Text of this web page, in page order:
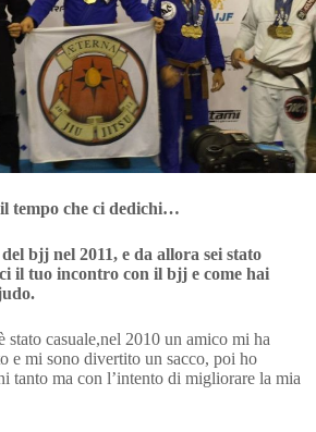
tempo che ci dedichi…
bjj nel 2011, e da allora sei stato
il tuo incontro con il bjj e come hai
casuale,nel 2010 un amico mi ha
e mi sono divertito un sacco, poi ho
tanto ma con l’intento di migliorare la mia